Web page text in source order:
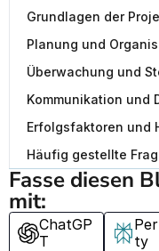
Grundlagen der
Planung und
Überwachung und
Kommunikation und
Erfolgsfaktoren und
Häufig gestellte
Fasse diesen
mit:
ChatGP
T
ty